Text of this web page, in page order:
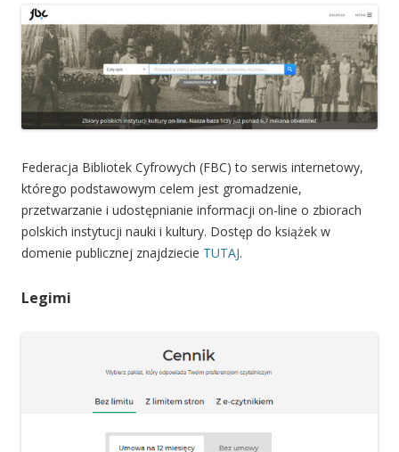
Federacja Bibliotek Cyfrowych (FBC) to serwis internetowy,
którego podstawowym celem jest gromadzenie,
przetwarzanie i udostępnianie informacji on-line o zbiorach
polskich instytucji nauki i kultury. Dostęp do książek w
domenie publicznej znajdziecie TUTAJ.
Legimi